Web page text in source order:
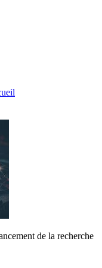
de la recherche